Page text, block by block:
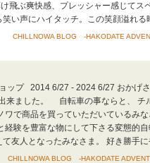
飛ぶ爽快感、プレッシャー感じて
笑い声にハイタッチ。この笑顔溢
CHILLNOWA BLOG -HAKODATE
ップ 2014 6/27 - 2024 6/27 おかげ
来ました。 自転車の事ならと、 チ
ワで商品を買っていただいているみ
経験を豊富な物にして下さる変態的
友人となったみなさま。 好き勝手に
CHILLNOWA BLOG -HAKODATE